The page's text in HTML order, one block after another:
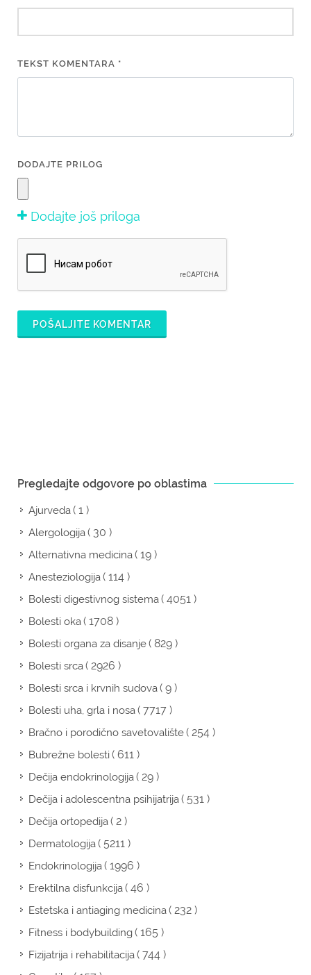
TEKST KOMENTARA *
DODAJTE PRILOG
Dodajte još priloga
POŠALJITE KOMENTAR
Pregledajte odgovore po oblastima
Ajurveda( 1 )
Alergologija( 30 )
Alternativna medicina( 19 )
Anesteziologija( 114 )
Bolesti digestivnog sistema( 4051 )
Bolesti oka( 1708 )
Bolesti organa za disanje( 829 )
Bolesti srca( 2926 )
Bolesti srca i krvnih sudova( 9 )
Bolesti uha, grla i nosa( 7717 )
Bračno i porodično savetovalište( 254 )
Bubrežne bolesti( 611 )
Dečija endokrinologija( 29 )
Dečija i adolescentna psihijatrija( 531 )
Dečija ortopedija( 2 )
Dermatologija( 5211 )
Endokrinologija( 1996 )
Erektilna disfunkcija( 46 )
Estetska i antiaging medicina( 232 )
Fitness i bodybuilding( 165 )
Fizijatrija i rehabilitacija( 744 )